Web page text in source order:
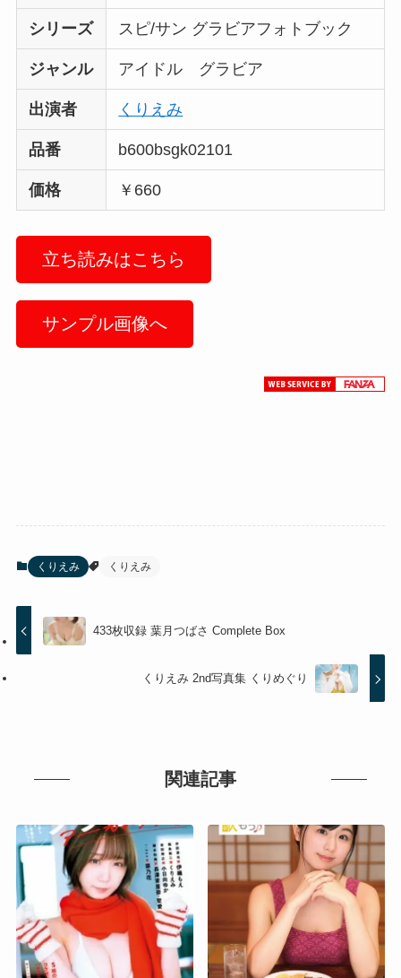
シリーズ スピ/サン グラビアフォトブック
ジャンル アイドル グラビア
出演者 くりえみ
品番 b600bsgk02101
価格 ￥660
立ち読みはこちら
サンプル画像へ
くりえみ くりえみ
433枚収録 葉月つばさ Complete Box
くりえみ 2nd写真集 くりめぐり
関連記事